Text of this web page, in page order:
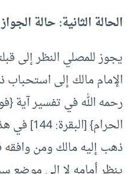
الحالة الثانية: حالة الجواز
يجوز للمصلي النظر إلى
الإمام مالك إلى استحباب
رحمه الله في تفسير
الحرام}
ذهب إليه مالك ومن